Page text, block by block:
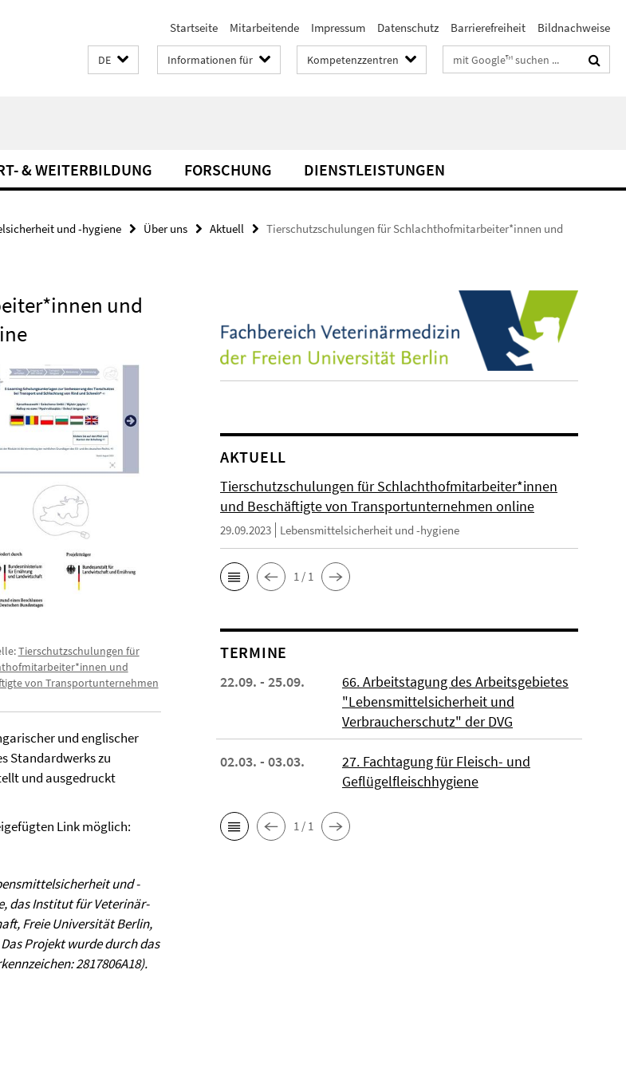
Startseite Mitarbeitende Impressum Datenschutz Barrierefreiheit Bildnachweise
DE Informationen für Kompetenzzentren Suchbegriffe
& WEITERBILDUNG FORSCHUNG DIENSTLEISTUNGEN
und -hygiene Über uns Aktuell
Tierschutzschulungen für Schlachthofmitarbeiter*innen und
und
Tierschutzschulungen für
und
von Transportunternehmen
und englischer
Standardwerks zu
und ausgedruckt
Link möglich:
und -
das Institut für Veterinär-
Freie Universität Berlin,
Projekt wurde durch das
2817806A18).
AKTUELL
Tierschutzschulungen für Schlachthofmitarbeiter*innen
und Beschäftigte von Transportunternehmen online
29.09.2023 Lebensmittelsicherheit und -hygiene
1 / 1
TERMINE
22.09. - 25.09.
66. Arbeitstagung des Arbeitsgebietes
"Lebensmittelsicherheit und
Verbraucherschutz" der DVG
02.03. - 03.03.
27. Fachtagung für Fleisch- und
Geflügelfleischhygiene
1 / 1